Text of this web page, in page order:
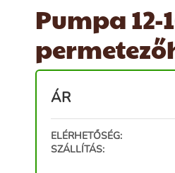
Pumpa 12-
ÁR
ELÉRHETŐSÉG:
SZÁLLÍTÁS: